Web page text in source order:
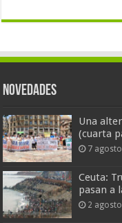
Novedades
Una
(cuarta
7
Ceuta:
pasan a
2